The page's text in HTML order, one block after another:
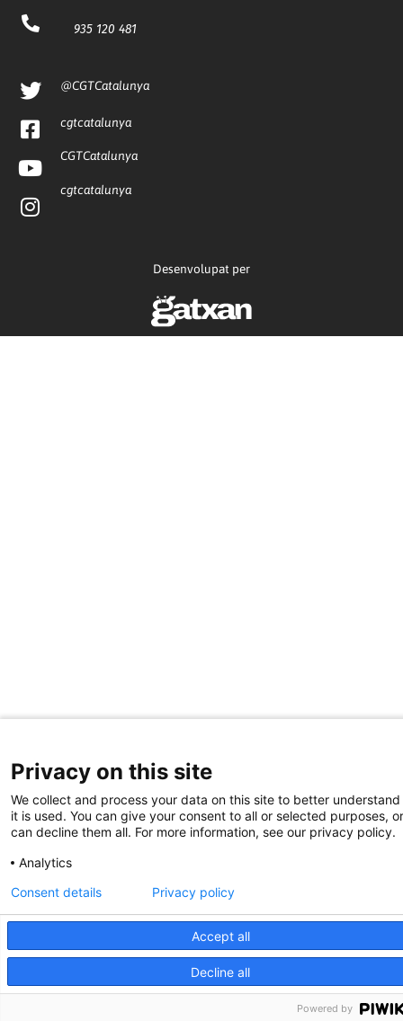
935 120 481
@CGTCatalunya
cgtcatalunya
CGTCatalunya
cgtcatalunya
Desenvolupat per
Privacy on this site
We collect and process your data on this site to better understand
it is used. You can give your consent to all or selected purposes,
can decline them all. For more information, see our privacy policy.
Analytics
Accept all
Decline all
Consent details Privacy policy
Powered by